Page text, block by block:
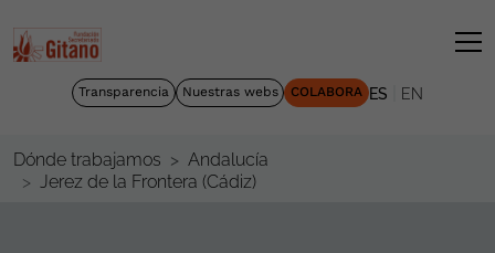
Transparencia Nuestras webs COLABORA ES EN
Dónde trabajamos
Andalucía
Jerez de la Frontera (Cádiz)